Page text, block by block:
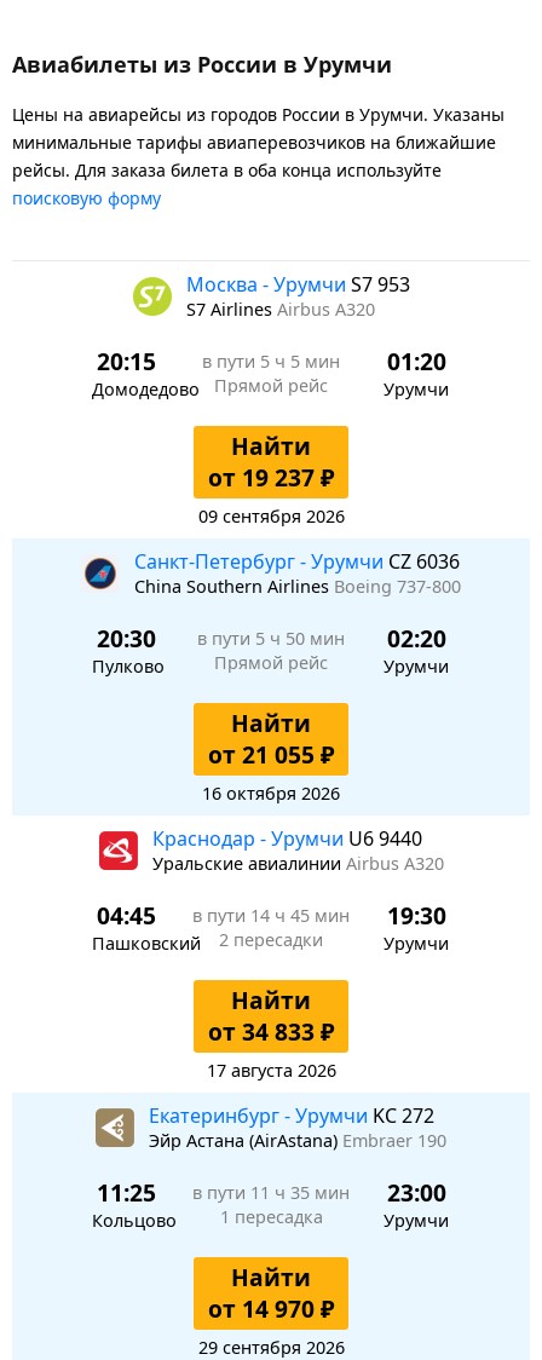
Авиабилеты из России в Урумчи
Цены на авиарейсы из городов России в Урумчи. Указаны
минимальные тарифы авиаперевозчиков на ближайшие
рейсы. Для заказа билета в оба конца используйте
поисковую форму
Москва - Урумчи S7 953
S7 Airlines Airbus A320
20:15
Домодедово
в пути 5 ч 5 мин
Прямой рейс
01:20
Урумчи
Найти
от 19 237 ₽
09 сентября 2026
Санкт-Петербург - Урумчи CZ 6036
China Southern Airlines Boeing 737-800
20:30
Пулково
в пути 5 ч 50 мин
Прямой рейс
02:20
Урумчи
Найти
от 21 055 ₽
16 октября 2026
Краснодар - Урумчи U6 9440
Уральские авиалинии Airbus A320
04:45
Пашковский
в пути 14 ч 45 мин
2 пересадки
19:30
Урумчи
Найти
от 34 833 ₽
17 августа 2026
Екатеринбург - Урумчи KC 272
Эйр Астана (AirAstana) Embraer 190
11:25
Кольцово
в пути 11 ч 35 мин
1 пересадка
23:00
Урумчи
Найти
от 14 970 ₽
29 сентября 2026